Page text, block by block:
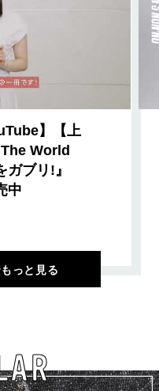
】【上
The World
ブリ!』
中
っと見る